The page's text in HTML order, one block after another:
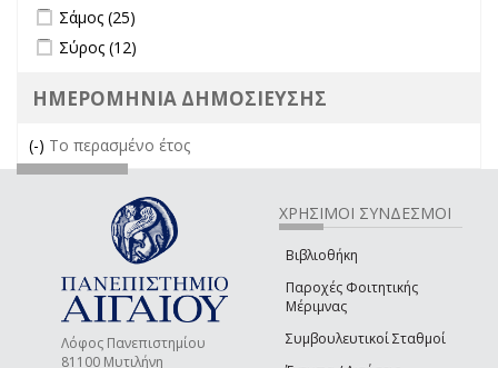
Apply Σάμος filter
Σάμος (25)
Apply Σύρος filter
Σύρος (12)
ΗΜΕΡΟΜΗΝΙΑ ΔΗΜΟΣΙΕΥΣΗΣ
(-) Remove Το περασμένο έτος filter
Το περασμένο έτος
Λόφος Πανεπιστημίου
81100 Μυτιλήνη
ΧΡΗΣΙΜΟΙ ΣΥΝΔΕΣΜΟΙ
Βιβλιοθήκη
Παροχές Φοιτητικής
Μέριμνας
Συμβουλευτικοί Σταθμοί